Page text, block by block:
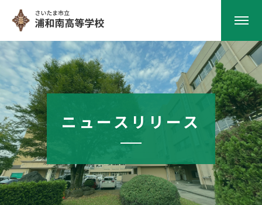
HOME
学校紹介
南高の教育
学校生活
ニュースリリース